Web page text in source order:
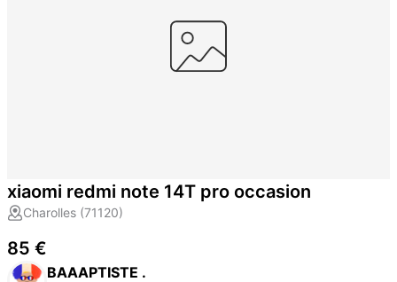
xiaomi redmi note 14T pro occasion
Charolles (71120)
85 €
BAAAPTISTE .